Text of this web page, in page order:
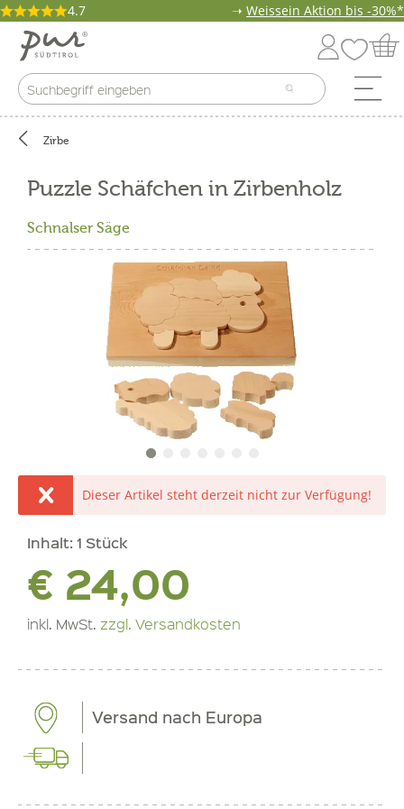
4.7 ➝ Weissein Aktion bis -30%*
Zirbe
Puzzle Schäfchen in Zirbenholz
Schnalser Säge
Dieser Artikel steht derzeit nicht zur Verfügung!
Inhalt: 1 Stück
€ 24,00
inkl. MwSt. zzgl. Versandkosten
Versand nach Europa